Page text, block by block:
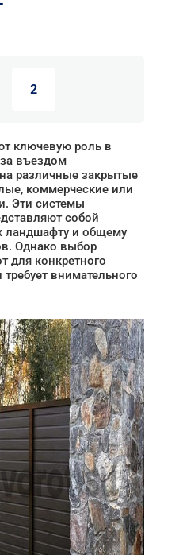
2
ключевую роль в
въездом
различные закрытые
коммерческие или
Эти системы
собой
ландшафту и общему
Однако выбор
для конкретного
внимательного